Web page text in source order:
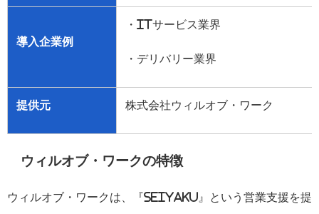
導入企業例
・ ITサービス業界
・デリバリー業界
提供元 株式会社ウィルオブ・ワーク
ウィルオブ・ワークの特徴
ウィルオブ・ワークは、『Seiyaku 』という営業支援を提